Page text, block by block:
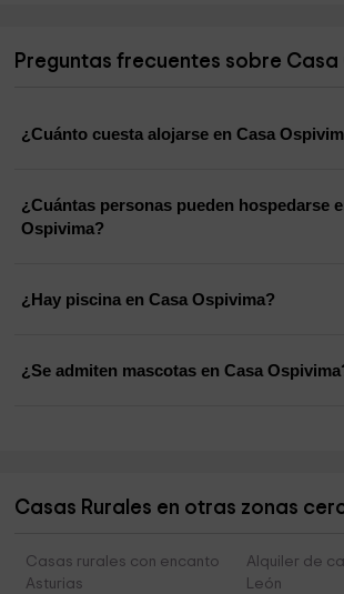
Preguntas frecuentes sobre Casa
¿Cuánto cuesta alojarse en Casa
¿Cuántas personas pueden hospedarse
Ospivima?
¿Hay piscina en Casa Ospivima?
¿Se admiten mascotas en Casa
Casas Rurales en otras zonas
Casas rurales con encanto
Asturias
Alquiler de
León